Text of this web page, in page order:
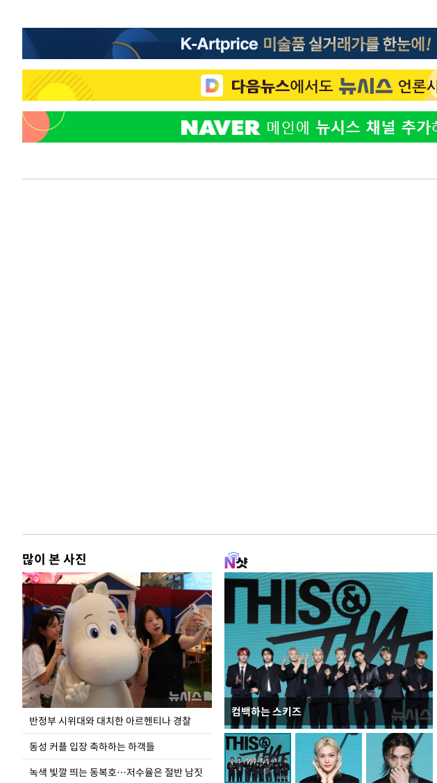
-13114초 전 >"미 전국적 살모네라 식중독 원인은 멕시코산 할라피뇨"-- CDC
-11627초 전 >
[속보]경찰·노동부, HL만도 평택사업장 끼임 사망 관련 압수수색
압수수색
-11263초 전 > [속보]원·달러 환율, 오전 9시 1423.8원
-11059초 전 >[속보]삼성전자·SK하이닉스 동반 강보합…1%대 상승 출발
-11045초 전 >
[속보]코스닥, 5.95포인트(0.74%) 상승한 807.62개장
-11013초 전 >[속보]코스피, 6300선 재탈환…1.09% 오른 6365.07 개장
-7476초 전 >입추에도 극한더위…서울 낮 39도 '폭염중대경보'
많이 본 사진
반정부 시위대와 대치한 아르헨티나 경찰
동성 커플 입장 축하하는 하객들
녹색 빛깔 띄는 동복호…저수율은 절반 남짓
컴백하는 스키즈
정동영, 北 '조선' 호명 관련 "공론화·국민여론 성
숙 후에 하겠다는 말 빠져"